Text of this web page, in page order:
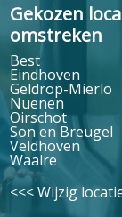
Gekozen
omstreken
Best
Eindhoven
Geldrop-Mierlo
Nuenen
Oirschot
Son en Breugel
Veldhoven
Waalre
<<< Wijzig